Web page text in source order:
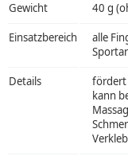
Gewicht 40 g
Einsatzbereich
alle
Details
fördert
kann